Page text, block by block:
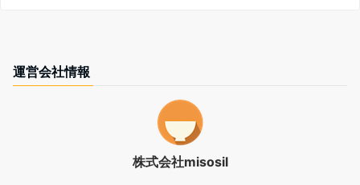
運営会社情報
株式会社misosil